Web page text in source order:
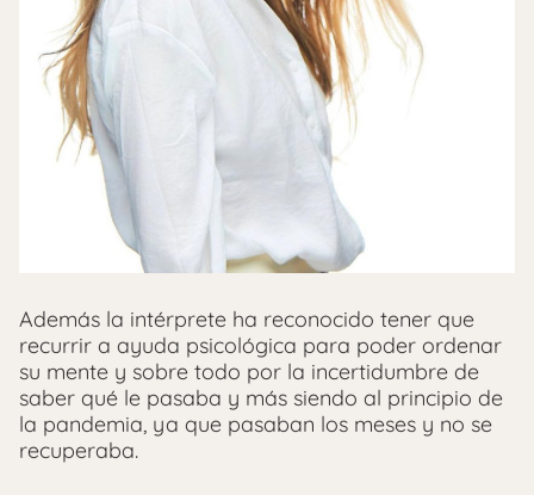
Además la intérprete ha reconocido tener que
recurrir a ayuda psicológica para poder ordenar
su mente y sobre todo por la incertidumbre de
saber qué le pasaba y más siendo al principio de
la pandemia, ya que pasaban los meses y no se
recuperaba.